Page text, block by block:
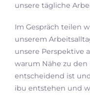
unsere tägliche
Im Gespräch teilen
unserem
unsere Perspektive
warum Nähe zu
entscheidend ist
ibu entstehen und